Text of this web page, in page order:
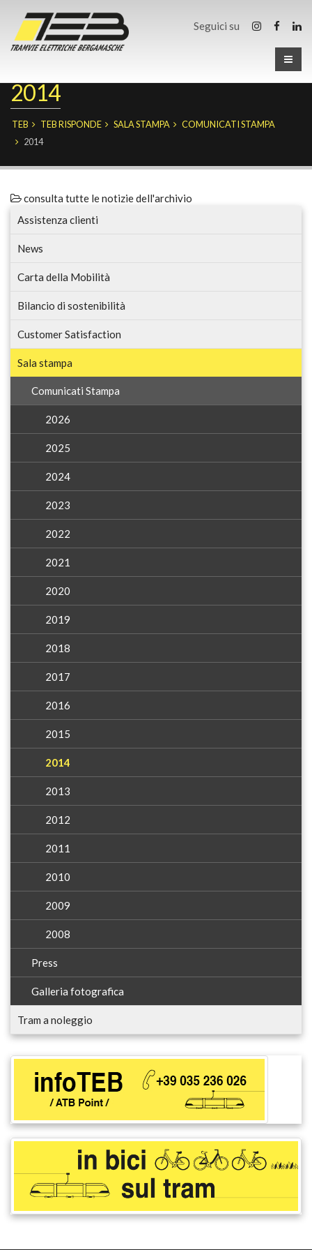
Seguici su
2014
TEB TEB RISPONDE SALA STAMPA
COMUNICATI STAMPA
2014
consulta tutte le notizie dell'archivio
Assistenza clienti
News
Carta della Mobilità
Bilancio di sostenibilità
Customer Satisfaction
Sala stampa
Comunicati Stampa
2026
2025
2024
2023
2022
2021
2020
2019
2018
2017
2016
2015
2014
2013
2012
2011
2010
2009
2008
Press
Galleria fotografica
Tram a noleggio